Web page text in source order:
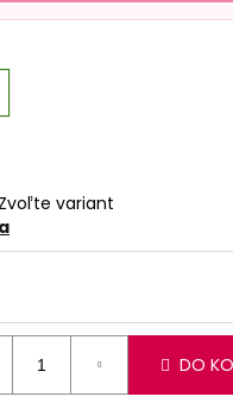
Zvoľte variant
DO